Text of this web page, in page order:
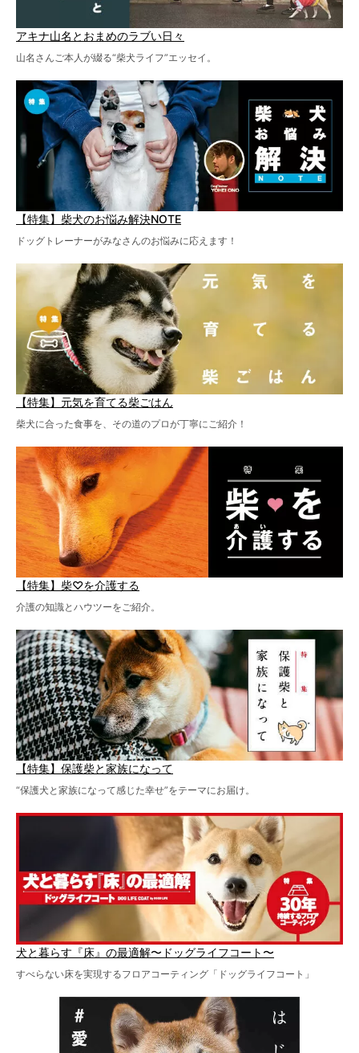
アキナ山名とおまめのラブい日々
山名さんご本人が綴る“柴犬ライフ”エッセイ。
【特集】柴犬のお悩み解決NOTE
ドッグトレーナーがみなさんのお悩みに応えます！
【特集】元気を育てる柴ごはん
柴犬に合った食事を、その道のプロが丁寧にご紹介！
【特集】柴♡を介護する
介護の知識とハウツーをご紹介。
【特集】保護柴と家族になって
“保護犬と家族になって感じた幸せ”をテーマにお届け。
犬と暮らす『床』の最適解〜ドッグライフコート〜
すべらない床を実現するフロアコーティング「ドッグライフコート」